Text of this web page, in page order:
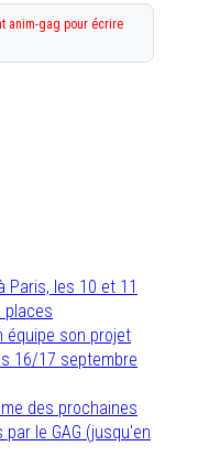
anim-gag pour écrire
Paris, les 10 et 11
places
équipe son projet
16/17 septembre
des prochaines
le GAG (jusqu'en